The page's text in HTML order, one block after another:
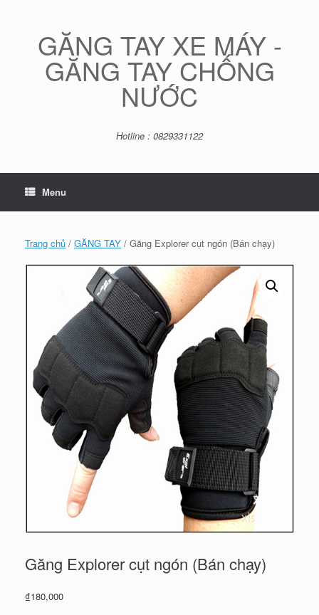
GĂNG TAY XE MÁY -
GĂNG TAY CHỐNG
NƯỚC
Hotline : 0829331122
Menu
Trang chủ / GĂNG TAY / Găng Explorer cụt ngón (Bán chạy)
Găng Explorer cụt ngón (Bán chạy)
₫180,000